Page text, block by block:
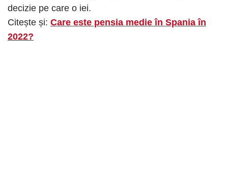
decizie pe care o iei.
Citește și: Care este pensia medie în Spania în
2022?